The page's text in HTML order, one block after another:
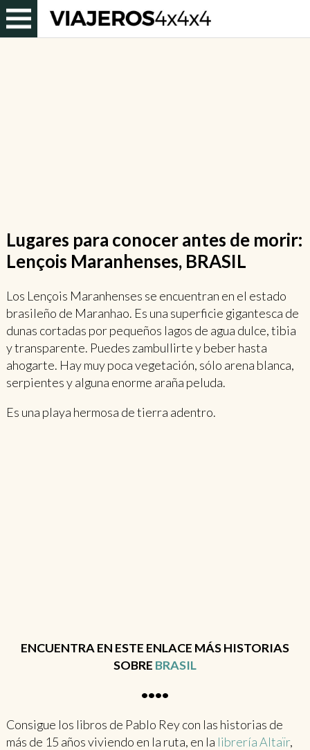
Lugares para conocer antes de morir:
Lençois Maranhenses, BRASIL
Los Lençois Maranhenses se encuentran en el estado
brasileño de Maranhao. Es una superficie gigantesca de
dunas cortadas por pequeños lagos de agua dulce, tibia
y transparente. Puedes zambullirte y beber hasta
ahogarte. Hay muy poca vegetación, sólo arena blanca,
serpientes y alguna enorme araña peluda.
Es una playa hermosa de tierra adentro.
ENCUENTRA EN ESTE ENLACE MÁS HISTORIAS
SOBRE BRASIL
••••
Consigue los libros de Pablo Rey con las historias de
más de 15 años viviendo en la ruta, en la librería Altaïr,